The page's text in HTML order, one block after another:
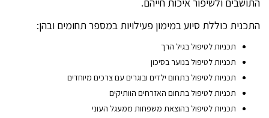
התכנית כוללת סיוע במימון פעילויות במספר תחומים ובהן:
תכניות לטיפול בגיל הרך
תכניות לטיפול בנוער בסיכון
תכניות לטיפול בתחום ילדים ובוגרים עם צרכים מיוחדים
תכניות לטיפול בתחום האזרחים הוותיקים
תכניות לטיפול בהוצאת משפחות ממעגל העוני